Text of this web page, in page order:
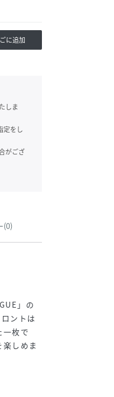
に追加
しま
定をし
がござ
(0)
」の
ントは
枚で
しめま